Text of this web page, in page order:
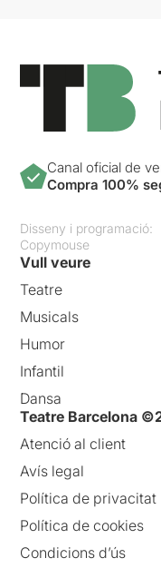
Canal oficial de
Compra 100%
Disseny i programació:
Copymouse
Vull veure
Teatre
Musicals
Humor
Infantil
Dansa
Teatre Barcelona
Atenció al client
Avís legal
Política de privacitat
Política de cookies
Condicions d’ús